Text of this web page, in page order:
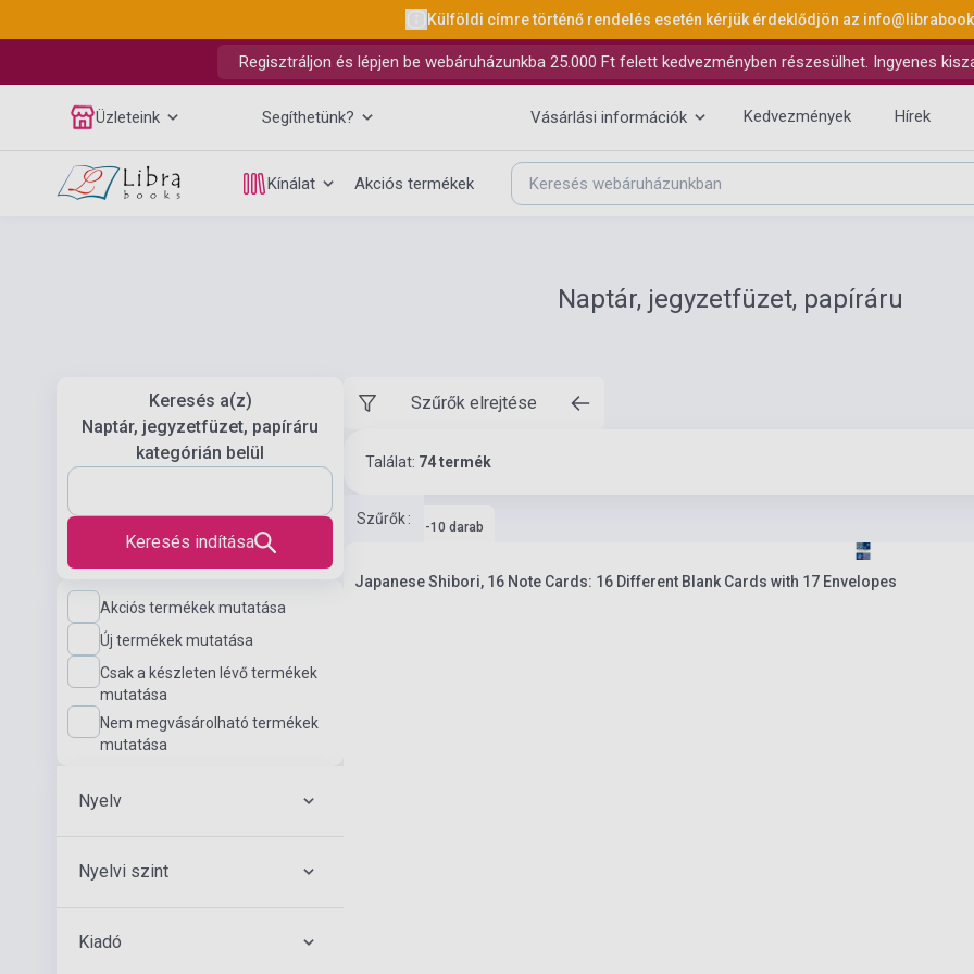
Külföldi címre történő rendelés esetén kérjük érdeklődjön az
Regisztráljon és lépjen be webáruházunkba 25.000 Ft felett kedvezményben részesülhet. Ingyenes
Üzleteink Segíthetünk? Vásárlási információk Kedvezmények Hírek
Kínálat Akciós termékek
Naptár, jegyzetfüzet, papíráru
Keresés a(z)
Naptár, jegyzetfüzet, papíráru
kategórián belül
Keresés indítása
Akciós termékek mutatása
Új termékek mutatása
Csak a készleten lévő termékek
mutatása
Nem megvásárolható termékek
mutatása
Nyelv
Nyelvi szint
Kiadó
Szűrők elrejtése
Találat: 74 termék
Szűrők:
Készlet: 1-10 darab
Japanese Shibori, 16 Note Cards: 16 Different Blank Cards with 17 Envelopes